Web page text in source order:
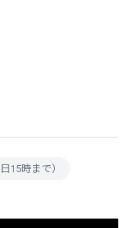
15時まで）